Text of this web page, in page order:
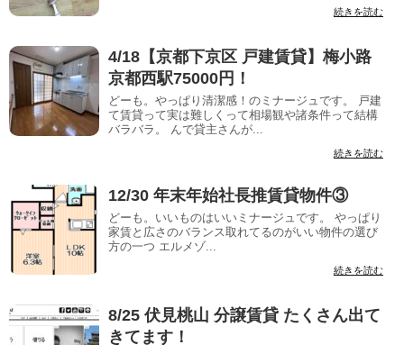
続きを読む
4/18【京都下京区 戸建賃貸】梅小路
京都西駅75000円！
どーも。やっぱり清潔感！のミナージュです。 戸建
て賃貸って実は難しくって相場観や諸条件って結構
バラバラ。 んで貸主さんが...
続きを読む
12/30 年末年始社長推賃貸物件③
どーも。いいものはいいミナージュです。 やっぱり
家賃と広さのバランス取れてるのがいい物件の選び
方の一つ エルメゾ...
続きを読む
8/25 伏見桃山 分譲賃貸 たくさん出て
きてます！